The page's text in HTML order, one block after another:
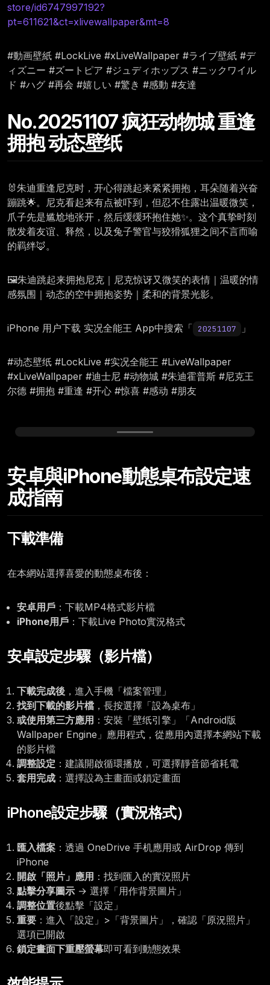
store/id6747997192?
pt=611621&ct=xlivewallpaper&mt=8
#動画壁紙 #LockLive #xLiveWallpaper #ライブ壁紙 #デ
ィズニー #ズートピア #ジュディホップス #ニックワイル
ド #ハグ #再会 #嬉しい #驚き #感動 #友達
No.20251107 疯狂动物城 重逢
拥抱 动态壁纸
🐰朱迪重逢尼克时，开心得跳起来紧紧拥抱，耳朵随着兴奋
蹦跳🌟。尼克看起来有点被吓到，但忍不住露出温暖微笑，
爪子先是尴尬地张开，然后缓缓环抱住她✨。这个真挚时刻
散发着友谊、释然，以及兔子警官与狡猾狐狸之间不言而喻
的羁绊🦊。
🖼️朱迪跳起来拥抱尼克｜尼克惊讶又微笑的表情｜温暖的情
感氛围｜动态的空中拥抱姿势｜柔和的背景光影。
iPhone 用户下载 实况全能王 App中搜索「 20251107 」
#动态壁纸 #LockLive #实况全能王 #LiveWallpaper
#xLiveWallpaper #迪士尼 #动物城 #朱迪霍普斯 #尼克王
尔德 #拥抱 #重逢 #开心 #惊喜 #感动 #朋友
Friday, November 07
12:00
安卓與iPhone動態桌布設定速
成指南
下載準備
在本網站選擇喜愛的動態桌布後：
安卓用戶 ：下載MP4格式影片檔
iPhone用戶 ：下載Live Photo實況格式
安卓設定步驟（影片檔）
下載完成後 ，進入手機「檔案管理」
找到下載的影片檔 ，長按選擇「設為桌布」
或使用第三方應用 ：安裝「壁纸引擎」「Android版
Wallpaper Engine」應用程式，從應用內選擇本網站下載
的影片檔
調整設定 ：建議開啟循環播放，可選擇靜音節省耗電
套用完成 ：選擇設為主畫面或鎖定畫面
iPhone設定步驟（實況格式）
匯入檔案 ：透過 OneDrive 手机應用或 AirDrop 傳到
iPhone
開啟「照片」應用 ：找到匯入的實況照片
點擊分享圖示 → 選擇「用作背景圖片」
調整位置後點擊「設定」
重要 ：進入「設定」>「背景圖片」，確認「原況照片」
選項已開啟
鎖定畫面下重壓螢幕即可看到動態效果